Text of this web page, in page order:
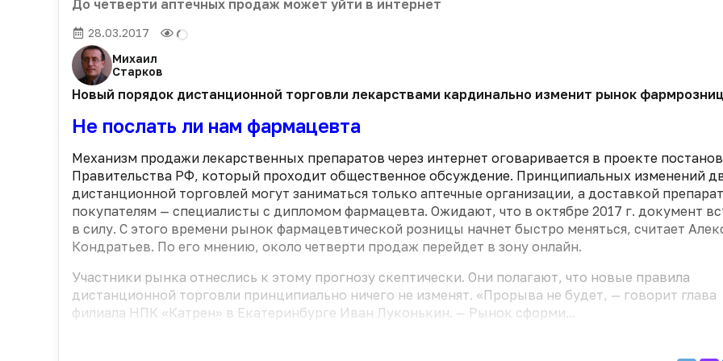
До четверти аптечных продаж может уйти в интернет
28.03.2017
Михаил
Старков
Новый порядок дистанционной торговли лекарствами кардинально изменит рынок
Не послать ли нам фармацевта
Механизм продажи лекарственных препаратов через интернет оговаривается в проекте
Правительства РФ, который проходит общественное обсуждение. Принципиальных изменений
дистанционной торговлей могут заниматься только аптечные организации, а доставкой
покупателям — специалисты с дипломом фармацевта. Ожидают, что в октябре 2017 г. документ
в силу. С этого времени рынок фармацевтической розницы начнет быстро меняться, считает
Кондратьев. По его мнению, около четверти продаж перейдет в зону онлайн.
Участники рынка отнеслись к этому прогнозу скептически. Они полагают, что новые правила
дистанционной торговли принципиально ничего не изменят. «Прорыва не будет, — говорит глава
филиала НПК «Катрен» в Екатеринбурге Иван Луконькин. — Рынок сформи...